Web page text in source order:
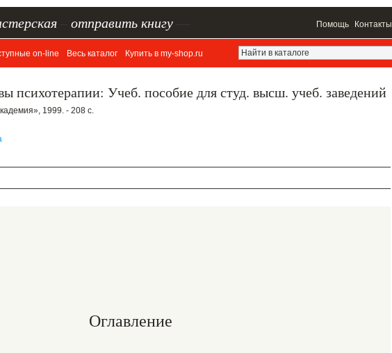
отправить книгу Помощь Контакты
on-line Весь каталог Купить в my-shop.ru
психотерапии: Учеб. пособие для студ. высш. учеб. заведений
1999. - 208 с.
Оглавление